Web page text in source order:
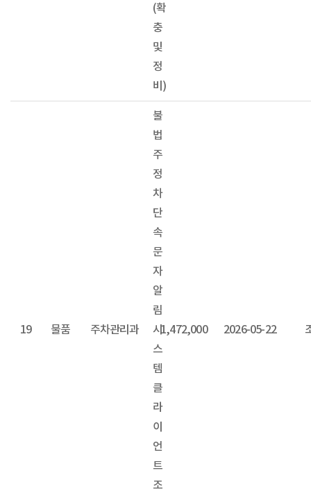
(확
충
및
정
비)
19 물품 주차관리과
불
법
주
정
차
단
속
문
자
알
림
시
스
템
클
라
이
언
트
조
1,472,000 2026-05-22